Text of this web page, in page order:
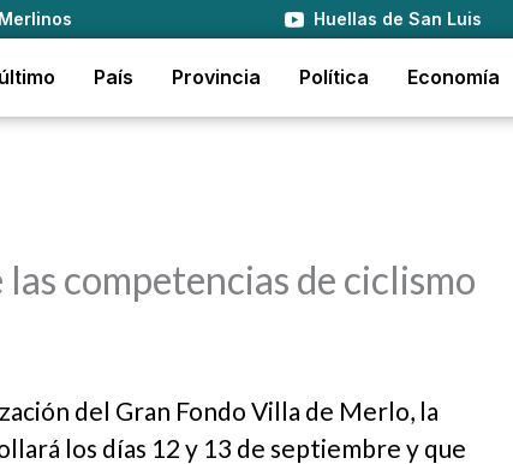
Huellas de San Luis
País Provincia Política Economía
competencias de ciclismo
del Gran Fondo Villa de Merlo, la
los días 12 y 13 de septiembre y que